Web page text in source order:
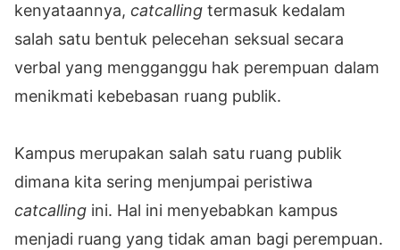
kenyataannya, catcalling termasuk kedalam
salah satu bentuk pelecehan seksual secara
verbal yang mengganggu hak perempuan dalam
menikmati kebebasan ruang publik.
Kampus merupakan salah satu ruang publik
dimana kita sering menjumpai peristiwa
catcalling ini. Hal ini menyebabkan kampus
menjadi ruang yang tidak aman bagi perempuan.